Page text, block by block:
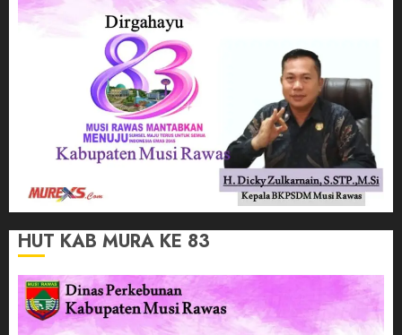
HUT KAB MURA KE 83